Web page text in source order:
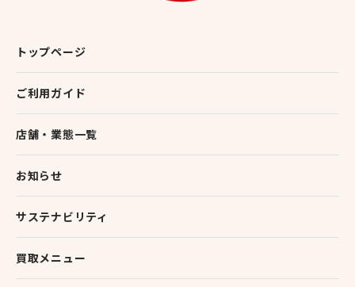
トップページ
ご利用ガイド
店舗・業態一覧
お知らせ
サステナビリティ
買取メニュー